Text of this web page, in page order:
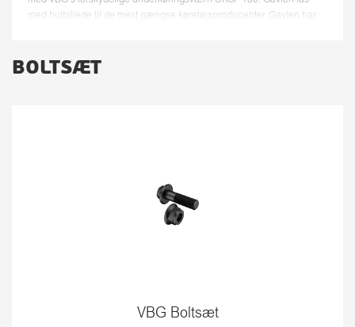
med hulbillede til de mest gængse køretøjsproducenter. Gavlen har
BOLTSÆT
VBG Boltsæt